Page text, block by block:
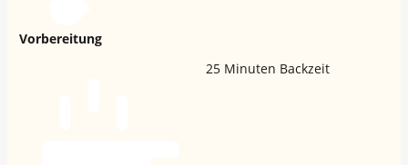
Vorbereitung
25 Minuten Backzeit